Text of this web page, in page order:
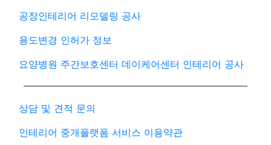
공장인테리어 리모델링 공사
용도변경 인허가 정보
요양병원 주간보호센터 데이케어센터 인테리어 공사
상담 및 견적 문의
인테리어 중개플랫폼 서비스 이용약관